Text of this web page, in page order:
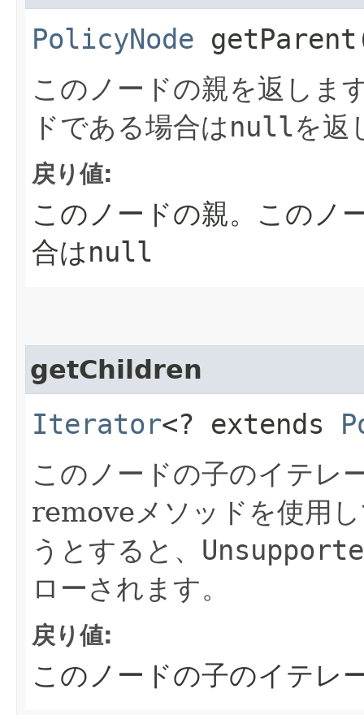
PolicyNode
このノードの親を返しま
ドである場合はnullを返
戻り値:
このノードの親。このノ
合はnull
getChildren
Iterator<? extends
このノードの子のイテレ
removeメソッドを使用
うとすると、
ローされます。
戻り値:
このノードの子のイテレ